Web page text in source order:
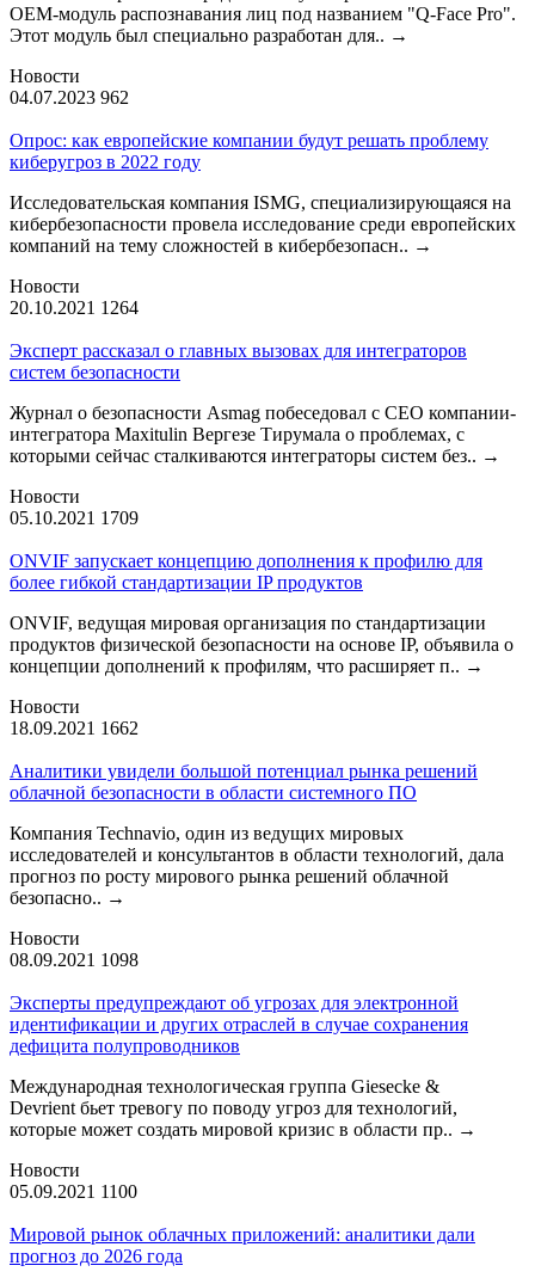
OEM-модуль распознавания лиц под названием "Q-Face Pro".
Этот модуль был специально разработан для.. →
Новости
04.07.2023 962
Опрос: как европейские компании будут решать проблему
киберугроз в 2022 году
Исследовательская компания ISMG, специализирующаяся на
кибербезопасности провела исследование среди европейских
компаний на тему сложностей в кибербезопасн.. →
Новости
20.10.2021 1264
Эксперт рассказал о главных вызовах для интеграторов
систем безопасности
Журнал о безопасности Asmag побеседовал с CEO компании-
интегратора Maxitulin Вергезе Тирумала о проблемах, с
которыми сейчас сталкиваются интеграторы систем без.. →
Новости
05.10.2021 1709
ONVIF запускает концепцию дополнения к профилю для
более гибкой стандартизации IP продуктов
ONVIF, ведущая мировая организация по стандартизации
продуктов физической безопасности на основе IP, объявила о
концепции дополнений к профилям, что расширяет п.. →
Новости
18.09.2021 1662
Аналитики увидели большой потенциал рынка решений
облачной безопасности в области системного ПО
Компания Technavio, один из ведущих мировых
исследователей и консультантов в области технологий, дала
прогноз по росту мирового рынка решений облачной
безопасно.. →
Новости
08.09.2021 1098
Эксперты предупреждают об угрозах для электронной
идентификации и других отраслей в случае сохранения
дефицита полупроводников
Международная технологическая группа Giesecke &
Devrient бьет тревогу по поводу угроз для технологий,
которые может создать мировой кризис в области пр.. →
Новости
05.09.2021 1100
Мировой рынок облачных приложений: аналитики дали
прогноз до 2026 года